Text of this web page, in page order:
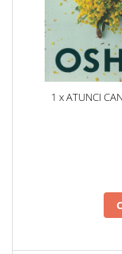
1 x ATUNCI